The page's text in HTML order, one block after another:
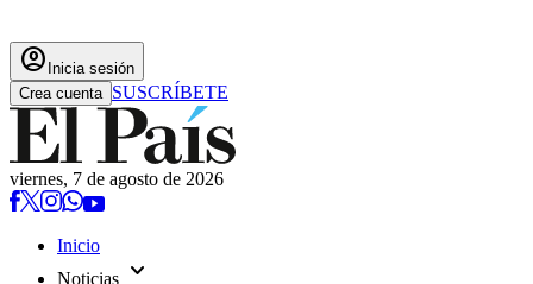
account_circle Inicia sesión
Crea cuenta SUSCRÍBETE
viernes, 7 de agosto de 2026
Inicio
Noticias expand_more